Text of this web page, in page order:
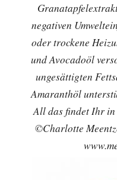
negativen
oder trockene
und Avocadoöl
ungesättigten
Amaranthöl
All das findet Ihr
©Charlotte